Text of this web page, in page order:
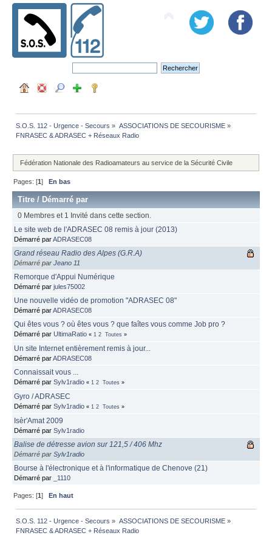
S.O.S. 112 - Urgence - Secours » ASSOCIATIONS DE SECOURISME»
FNRASEC & ADRASEC + Réseaux Radio
Fédération Nationale des Radioamateurs au service de la Sécurité Civile
Pages: [1]En bas
Titre / Démarré par
0 Membres et 1 Invité dans cette section.
Le site web de l'ADRASEC 08 remis à jour (2013)
Démarré parADRASEC08
Grand réseau Radio des Alpes (G.R.A)
Démarré par Jeano 11
Remorque d'Appui Numérique
Démarré par jules75002
Une nouvelle vidéo de promotion "ADRASEC 08"
Démarré parADRASEC08
Qui êtes vous ? où êtes vous ? que faîtes vous comme Job pro ?
Démarré par UltimaRatio « 1 2 Toutes »
Un site Internet entièrement remis à jour...
Démarré parADRASEC08
Connaissait vous ...
Démarré par Sylv1radio « 1 2 Toutes »
Gyro / ADRASEC
Démarré par Sylv1radio « 1 2 Toutes »
Isèr'Amat 2009
Démarré par Sylv1radio
Balise de détresse avion sur 121,5 / 406 Mhz
Démarré par Sylv1radio
Bourse à l'électronique et à l'informatique de Chenove (21)
Démarré par _1110
Pages: [1]En haut
S.O.S. 112 - Urgence - Secours » ASSOCIATIONS DE SECOURISME»
FNRASEC & ADRASEC + Réseaux Radio